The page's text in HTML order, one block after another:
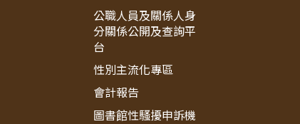
公職人員及關係人身
分關係公開及查詢平
台
性別主流化專區
會計報告
圖書館性騷擾申訴機